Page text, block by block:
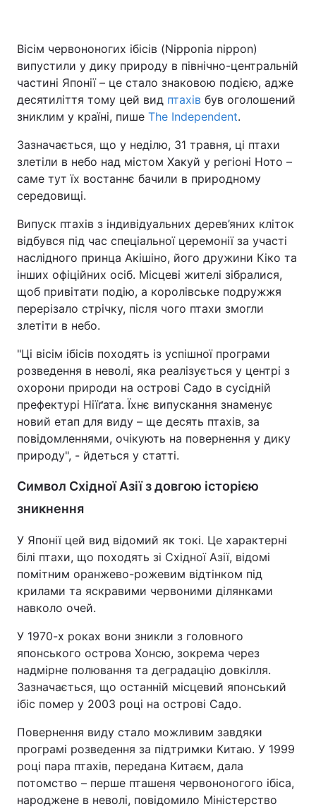
Вісім червононогих ібісів (Nipponia nippon)
випустили у дику природу в північно-центральній
частині Японії – це стало знаковою подією, адже
десятиліття тому цей вид птахів був оголошений
зниклим у країні, пише The Independent.
Зазначається, що у неділю, 31 травня, ці птахи
злетіли в небо над містом Хакуй у регіоні Ното –
саме тут їх востаннє бачили в природному
середовищі.
Випуск птахів з індивідуальних дерев’яних кліток
відбувся під час спеціальної церемонії за участі
наслідного принца Акішіно, його дружини Кіко та
інших офіційних осіб. Місцеві жителі зібралися,
щоб привітати подію, а королівське подружжя
перерізало стрічку, після чого птахи змогли
злетіти в небо.
"Ці вісім ібісів походять із успішної програми
розведення в неволі, яка реалізується у центрі з
охорони природи на острові Садо в сусідній
префектурі Ніїґата. Їхнє випускання знаменує
новий етап для виду – ще десять птахів, за
повідомленнями, очікують на повернення у дику
природу", - йдеться у статті.
Символ Східної Азії з довгою історією
зникнення
У Японії цей вид відомий як токі. Це характерні
білі птахи, що походять зі Східної Азії, відомі
помітним оранжево-рожевим відтінком під
крилами та яскравими червоними ділянками
навколо очей.
У 1970-х роках вони зникли з головного
японського острова Хонсю, зокрема через
надмірне полювання та деградацію довкілля.
Зазначається, що останній місцевий японський
ібіс помер у 2003 році на острові Садо.
Повернення виду стало можливим завдяки
програмі розведення за підтримки Китаю. У 1999
році пара птахів, передана Китаєм, дала
потомство – перше пташеня червононогого ібіса,
народжене в неволі, повідомило Міністерство